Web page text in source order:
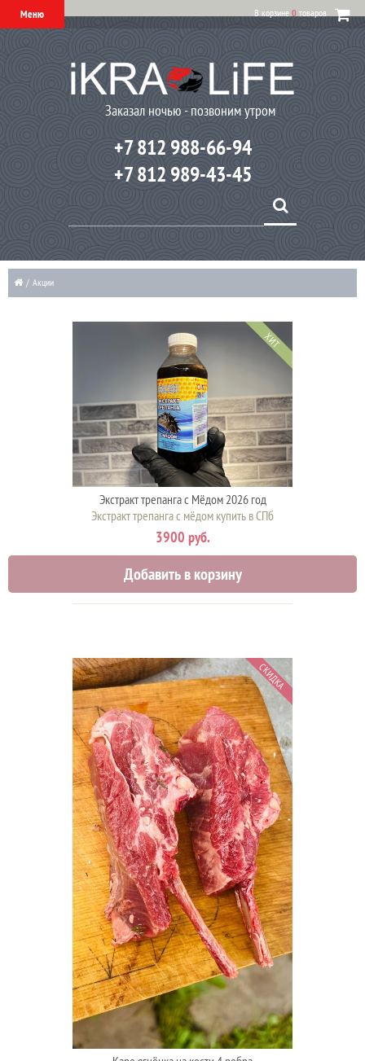
Меню В корзине 0 товаров
Заказал ночью - позвоним утром
+7 812 988-66-94
+7 812 989-43-45
/ Акции
ХИТ
Экстракт трепанга с Мёдом 2026 год
Экстракт трепанга с мёдом купить в СПб
3900 руб.
Добавить в корзину
СКИДКА